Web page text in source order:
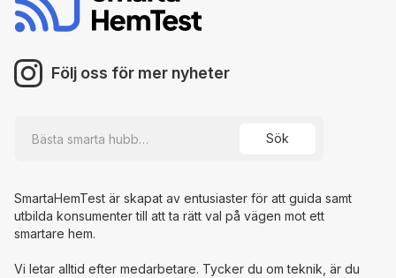
Följ oss för mer nyheter
SmartaHemTest är skapat av entusiaster för att guida samt
utbilda konsumenter till att ta rätt val på vägen mot ett
smartare hem.
Vi letar alltid efter medarbetare. Tycker du om teknik, är du